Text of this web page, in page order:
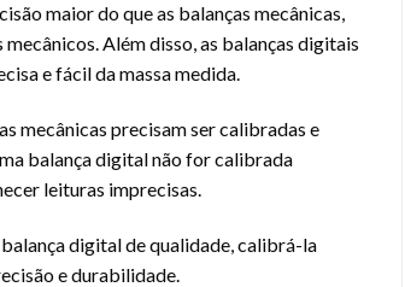
maior do que as balanças mecânicas,
Além disso, as balanças digitais
e fácil da massa medida.
mecânicas precisam ser calibradas e
balança digital não for calibrada
leituras imprecisas.
digital de qualidade, calibrá-la
e durabilidade.